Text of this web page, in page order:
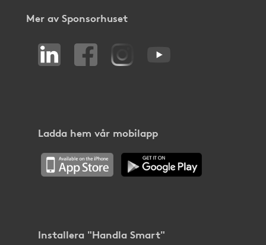
Mer av Sponsorhuset
Ladda hem vår mobilapp
Installera "Handla Smart"